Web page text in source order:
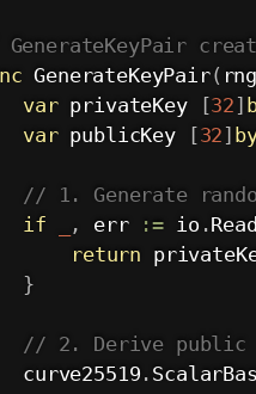
GenerateKeyPair(
var privateKey [32 ]
var publicKey [32 ]
// 1. Generate
if
, err := io .
return
}
// 2. Derive public
	curve25519
.